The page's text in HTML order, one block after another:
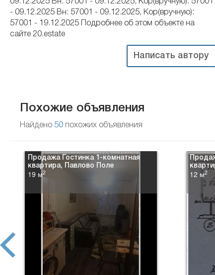
09.12.2025 Вн: 57001 - 09.12.2025, Кор(вручную): 57001
- 09.12.2025 Вн: 57001 - 09.12.2025, Кор(вручную):
57001 - 19.12.2025 Подробнее об этом объекте на
сайте 20.estate
Написать автору
Похожие объявления
Найдено 50 похожих объявления
Продажа Гостинка 1-комнатная
квартира, Павлово Поле
19 м2 12 м2
prev